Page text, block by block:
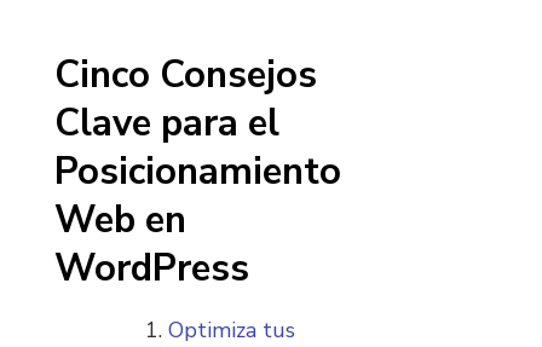
Cinco Consejos
Clave para el
Posicionamiento
Web en
WordPress
Optimiza tus